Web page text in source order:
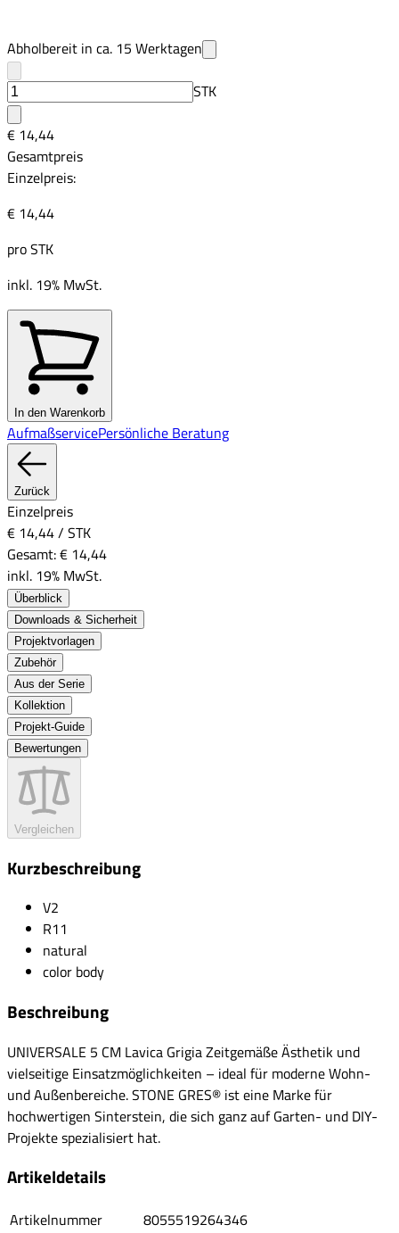
Abholbereit in ca. 15 Werktagen
STK
€ 14,44
Gesamtpreis
Einzelpreis:
€ 14,44
proSTK
inkl. 19% MwSt.
In den Warenkorb
AufmaßservicePersönliche Beratung
Zurück
Einzelpreis
€ 14,44/ STK
Gesamt:€ 14,44
inkl. 19% MwSt.
Überblick
Downloads & Sicherheit
Projektvorlagen
Zubehör
Aus der Serie
Kollektion
Projekt-Guide
Bewertungen
Vergleichen
Kurzbeschreibung
V2
R11
natural
color body
Beschreibung
UNIVERSALE 5 CM Lavica Grigia Zeitgemäße Ästhetik und
vielseitige Einsatzmöglichkeiten – ideal für moderne Wohn-
und Außenbereiche. STONE GRES® ist eine Marke für
hochwertigen Sinterstein, die sich ganz auf Garten- und DIY-
Projekte spezialisiert hat.
Artikeldetails
Artikelnummer 8055519264346